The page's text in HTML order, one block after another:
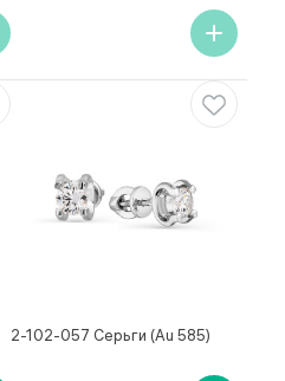
2-102-057 Серьги (Au 585)